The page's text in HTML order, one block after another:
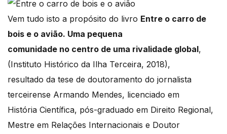
Vem tudo isto a propósito do livro Entre o carro de
bois e o avião. Uma pequena
comunidade no centro de uma rivalidade global,
(Instituto Histórico da Ilha Terceira, 2018),
resultado da tese de doutoramento do jornalista
terceirense Armando Mendes, licenciado em
História Científica, pós-graduado em Direito Regional,
Mestre em Relações Internacionais e Doutor